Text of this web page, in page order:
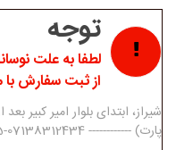
توجه
لطفا به علت
از ثبت سفارش
شیراز، ابتدای بلوار امیر کبیر
پارت) ------------ 07138312434-5 - 09179250043